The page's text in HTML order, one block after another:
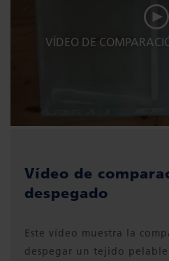
VÍDEO DE
Vídeo de
despegado
Este vídeo muestra la
despegar un tejido